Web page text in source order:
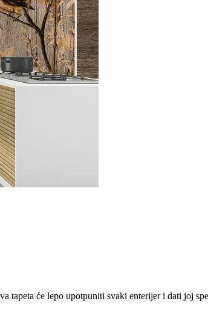
tapeta će lepo upotpuniti svaki enterijer i dati joj